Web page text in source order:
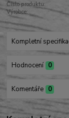
Číslo produktu:
Výrobce:
Kompletní
Hodnocení 0
Komentáře 0